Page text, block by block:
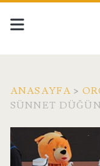
ANASAYFA >
SÜNNET